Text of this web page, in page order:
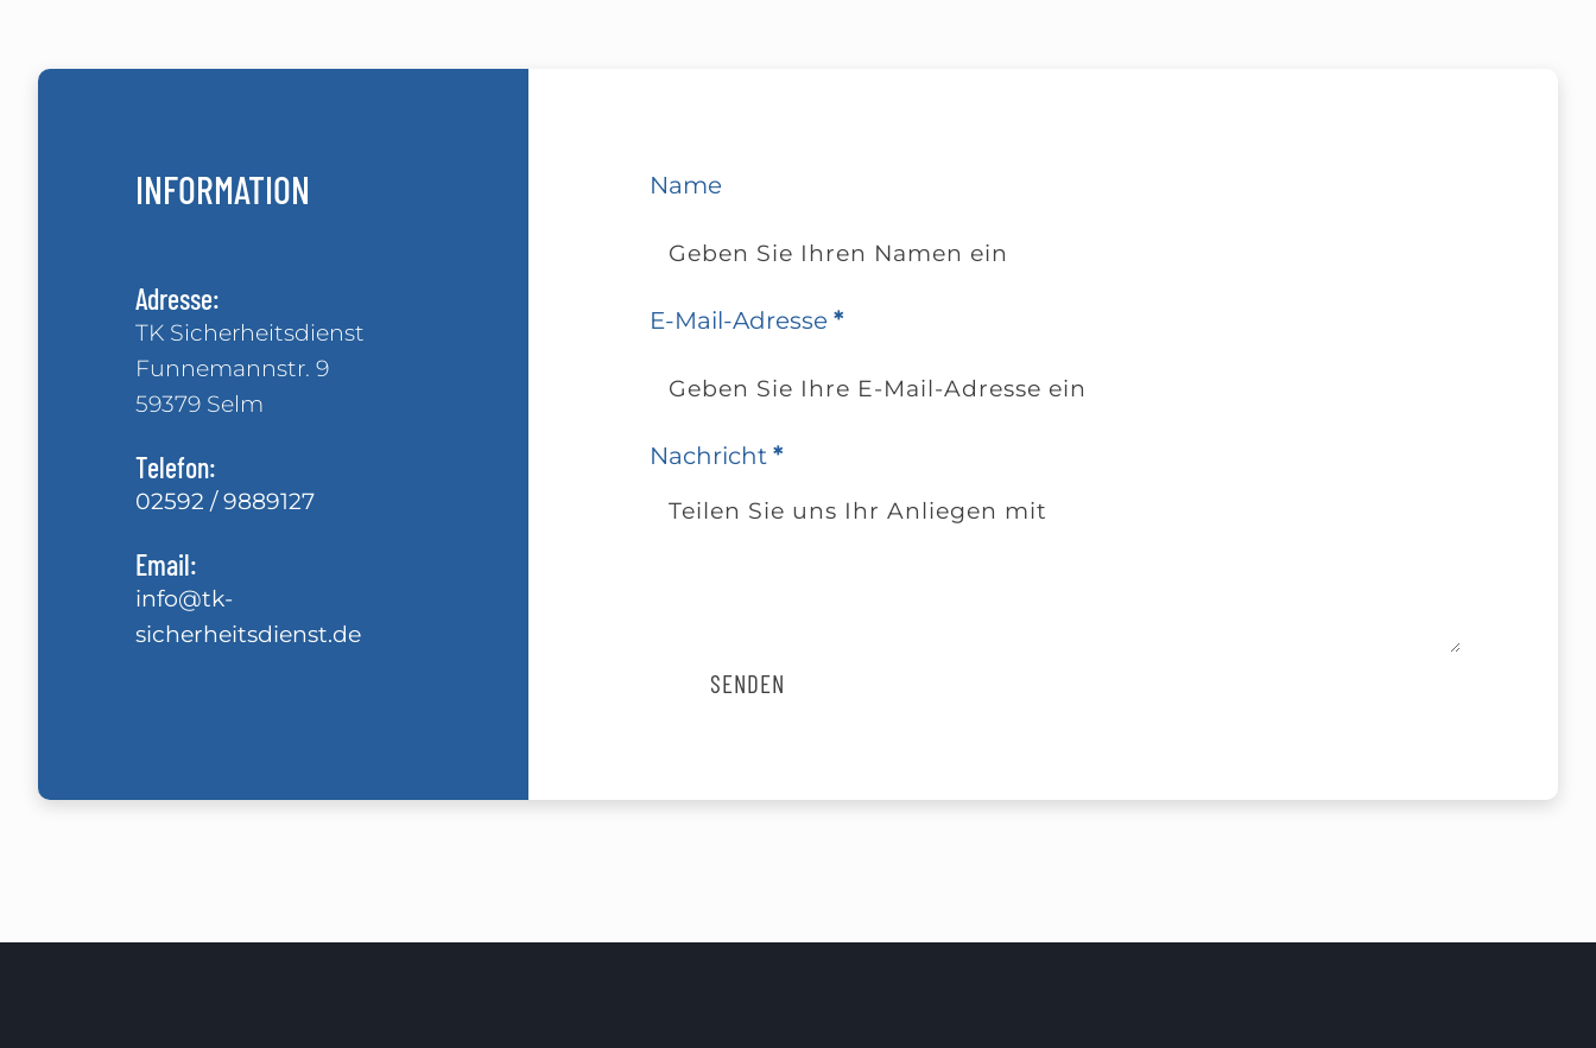
INFORMATION
Adresse:
TK Sicherheitsdienst
Funnemannstr. 9
59379 Selm
Telefon:
02592 / 9889127
Email:
info@tk-
sicherheitsdienst.de
Name
E-Mail-Adresse *
Nachricht *
SENDEN